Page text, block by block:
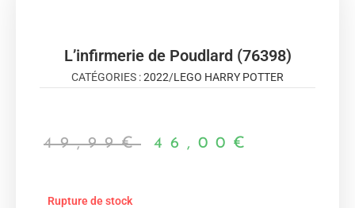
L’infirmerie de Poudlard (76398)
CATÉGORIES :2022/LEGO HARRY POTTER
49,99€ 46,00 €
Rupture de stock